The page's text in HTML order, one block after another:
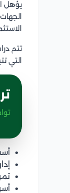
يؤهل
تتم
التي